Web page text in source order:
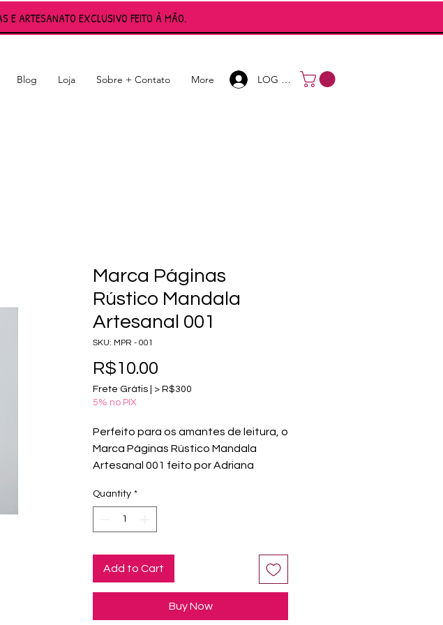
E ARTESANATO EXCLUSIVO FEITO À MÃO.
Blog Loja Sobre + Contato More LOG IN
Marca Páginas
Rústico Mandala
Artesanal 001
SKU: MPR - 001
R$10.00
Frete Grátis | > R$300
5% no PIX
Perfeito para os amantes de leitura, o
Marca Páginas Rústico Mandala
Artesanal 001 feito por Adriana
original e única.
As mandalas, conhecidas por
proporcionarem equilíbrio, paz,
desenhadas e coloridas à mão com
materiais de alta qualidade, como
Quantity *
Add to Cart
Buy Now